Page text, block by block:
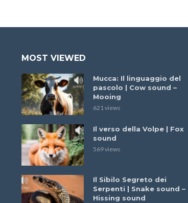
MOST VIEWED
Mucca: Il linguaggio del
pascolo | Cow sound –
Mooing
621 views
Il verso della Volpe | Fox
sound
569 views
Il Sibilo Segreto dei
Serpenti | Snake sound –
Hissing sound